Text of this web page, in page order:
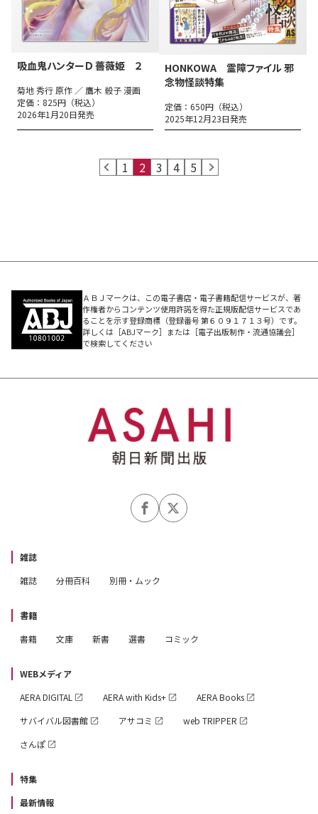
吸血鬼ハンターＤ 薔薇姫 ２
菊地 秀行 原作 ／ 鷹木 骰子 漫画
定価：825円（税込）
2026年1月20日発売
HONKOWA 霊障ファイル 邪
念物怪談特集
定価：650円（税込）
2025年12月23日発売
prev 1 2 3 4 5 next
ＡＢＪマークは、この電子書店・電子書籍配信サービスが、著
作権者からコンテンツ使用許諾を得た正規版配信サービスであ
ることを示す登録商標（登録番号 第６０９１７１３号）です。
詳しくは［ABJマーク］または［電子出版制作・流通協議会］
で検索してください
雑誌
雑誌
分冊百科 別冊・ムック
書籍
書籍
文庫 新書 選書 コミック
WEBメディア
AERA DIGITAL
AERA with Kids+
AERA Books
サバイバル図書館
アサコミ
web TRIPPER
さんぽ
特集
最新情報